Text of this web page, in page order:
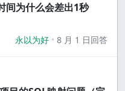
间为什么会差出1秒
永以为好 8 月 1 日回答